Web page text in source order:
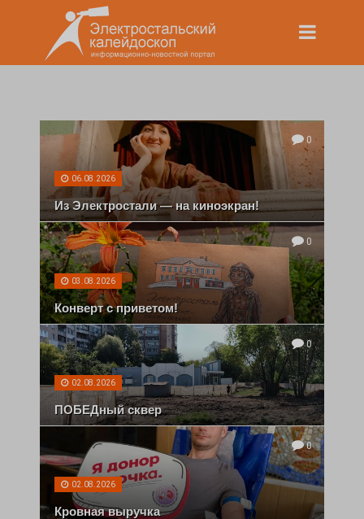
0
06.08.2026
Из Электростали — на киноэкран!
0
03.08.2026
Конверт с приветом!
0
02.08.2026
ПОБЕДный сквер
0
02.08.2026
Кровная выручка